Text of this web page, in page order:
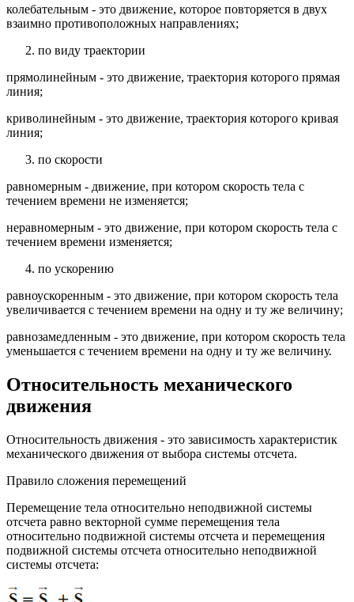
колебательным - это движение, которое повторяется в двух
взаимно противоположных направлениях;
по виду траектории
прямолинейным - это движение, траектория которого прямая
линия;
криволинейным - это движение, траектория которого кривая
линия;
по скорости
равномерным - движение, при котором скорость тела с
течением времени не изменяется;
неравномерным - это движение, при котором скорость тела с
течением времени изменяется;
по ускорению
равноускоренным - это движение, при котором скорость тела
увеличивается с течением времени на одну и ту же величину;
равнозамедленным - это движение, при котором скорость тела
уменьшается с течением времени на одну и ту же величину.
Относительность механического
движения
Относительность движения - это зависимость характеристик
механического движения от выбора системы отсчета.
Правило сложения перемещений
Перемещение тела относительно неподвижной системы
отсчета равно векторной сумме перемещения тела
относительно подвижной системы отсчета и перемещения
подвижной системы отсчета относительно неподвижной
системы отсчета: